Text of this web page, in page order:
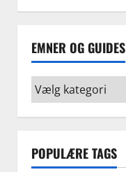
EMNER OG GUIDES
Emner
og
guides
POPULÆRE TAGS